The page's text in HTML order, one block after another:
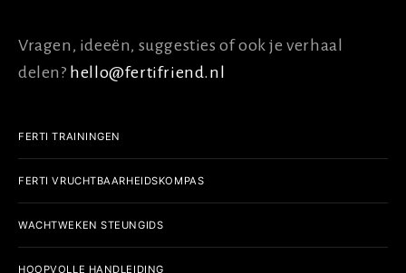
Vragen, ideeën, suggesties of ook je verhaal
delen? hello@fertifriend.nl
FERTI TRAININGEN
FERTI VRUCHTBAARHEIDSKOMPAS
WACHTWEKEN STEUNGIDS
HOOPVOLLE HANDLEIDING